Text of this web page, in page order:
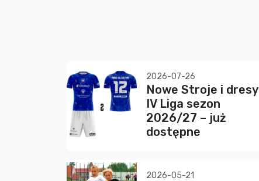
2026-07-26
Nowe Stroje i dresy
IV Liga sezon
2026/27 – już
dostępne
2026-05-21